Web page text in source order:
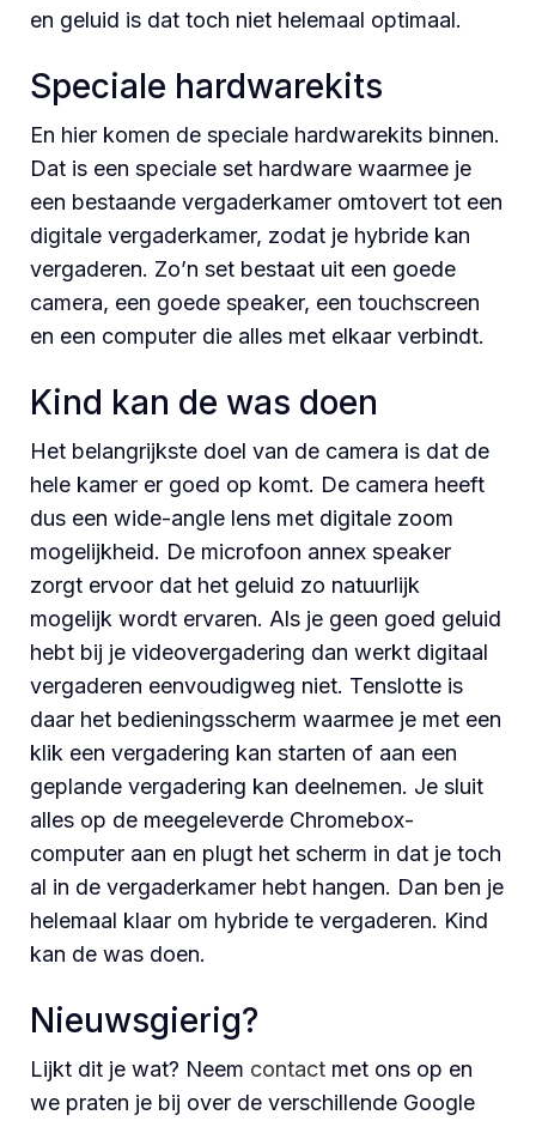
en geluid is dat toch niet helemaal optimaal.
Speciale hardwarekits
En hier komen de speciale hardwarekits binnen.
Dat is een speciale set hardware waarmee je
een bestaande vergaderkamer omtovert tot een
digitale vergaderkamer, zodat je hybride kan
vergaderen. Zo’n set bestaat uit een goede
camera, een goede speaker, een touchscreen
en een computer die alles met elkaar verbindt.
Kind kan de was doen
Het belangrijkste doel van de camera is dat de
hele kamer er goed op komt. De camera heeft
dus een wide-angle lens met digitale zoom
mogelijkheid. De microfoon annex speaker
zorgt ervoor dat het geluid zo natuurlijk
mogelijk wordt ervaren. Als je geen goed geluid
hebt bij je videovergadering dan werkt digitaal
vergaderen eenvoudigweg niet. Tenslotte is
daar het bedieningsscherm waarmee je met een
klik een vergadering kan starten of aan een
geplande vergadering kan deelnemen. Je sluit
alles op de meegeleverde Chromebox-
computer aan en plugt het scherm in dat je toch
al in de vergaderkamer hebt hangen. Dan ben je
helemaal klaar om hybride te vergaderen. Kind
kan de was doen.
Nieuwsgierig?
Lijkt dit je wat? Neem contact met ons op en
we praten je bij over de verschillende Google